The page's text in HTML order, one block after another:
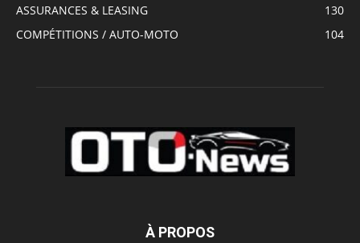
ASSURANCES & LEASING
130
COMPÉTITIONS / AUTO-MOTO
104
À PROPOS